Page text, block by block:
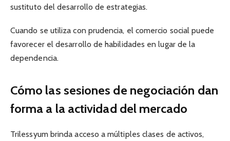
sustituto del desarrollo de estrategias.
Cuando se utiliza con prudencia, el comercio social puede
favorecer el desarrollo de habilidades en lugar de la
dependencia.
Cómo las sesiones de negociación dan
forma a la actividad del mercado
Trilessyum brinda acceso a múltiples clases de activos,